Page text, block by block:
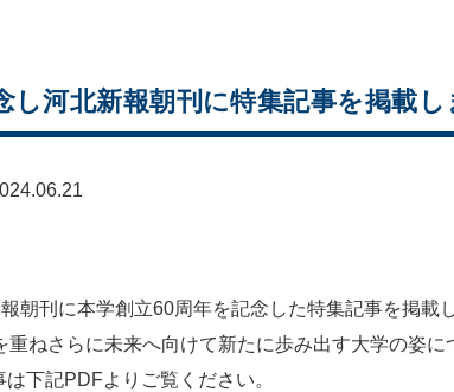
し河北新報朝刊に特集記事を掲載し
朝刊に本学創立60周年を記念した特集記事を掲載
重ねさらに未来へ向けて新たに歩み出す大学の姿
下記PDFよりご覧ください。